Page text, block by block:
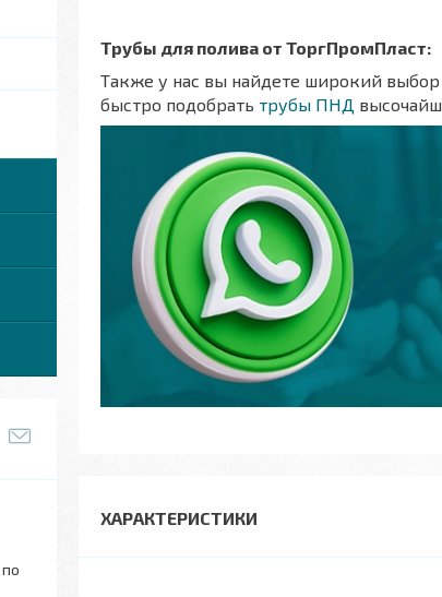
Трубы для полива от ТоргПромПласт:
Также у нас вы найдете широкий выбор
быстро подобрать трубы ПНД
ХАРАКТЕРИСТИКИ